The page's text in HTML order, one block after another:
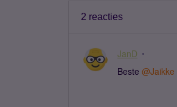
2 reacties
JanD
Beste ​ @Jaikke